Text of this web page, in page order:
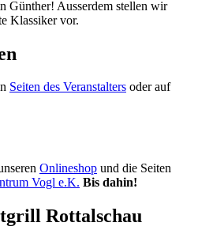
Günther! Ausserdem stellen wir
Klassiker vor.
Seiten des Veranstalters oder auf
Onlineshop und die Seiten
Vogl e.K. Bis dahin!
Rottalschau